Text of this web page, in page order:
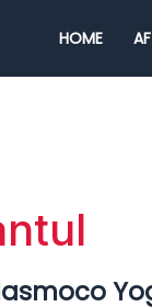
HOME